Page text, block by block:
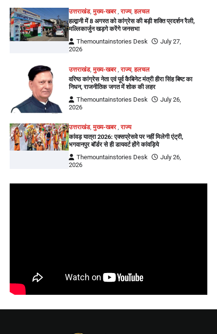
उत्तराखंड,मुख्य-खबर ,राज्य,हलचल
हल्द्वानी में 8 अगस्त को कांग्रेस की बड़ी शक्ति प्रदर्शन रैली,
मल्लिकार्जुन खड़गे करेंगे जनसभा
Themountainstories Desk
July 27,
2026
उत्तराखंड,मुख्य-खबर ,राज्य,हलचल
वरिष्ठ कांग्रेस नेता एवं पूर्व कैबिनेट मंत्री हीरा सिंह बिष्ट का
निधन, राजनीतिक जगत में शोक की लहर
Themountainstories Desk
July 26,
2026
उत्तराखंड,मुख्य-खबर,राज्य
कांवड़ यात्रा 2026: एक्सप्रेसवे पर नहीं मिलेगी एंट्री,
भगवानपुर बॉर्डर से ही डायवर्ट होंगे कांवड़िये
Themountainstories Desk
July 26,
2026